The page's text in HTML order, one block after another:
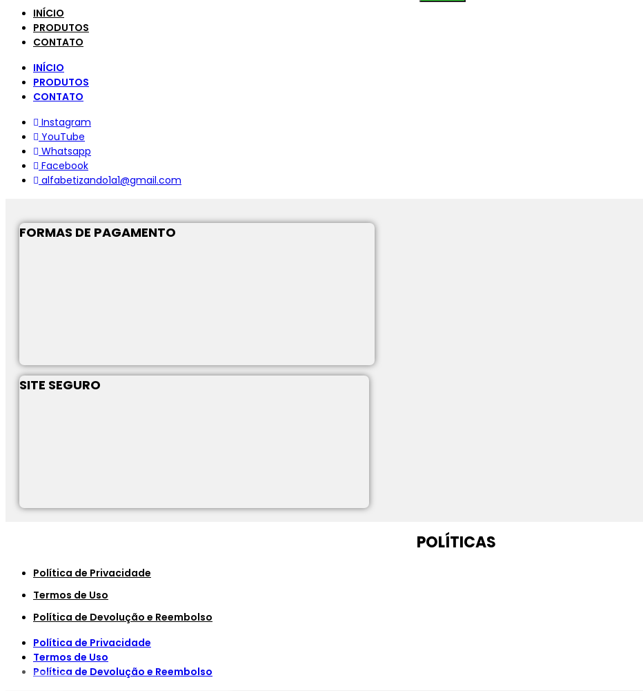
INÍCIO
PRODUTOS
CONTATO
INÍCIO
PRODUTOS
CONTATO
Instagram
YouTube
Whatsapp
Facebook
alfabetizando1a1@gmail.com
FORMAS DE PAGAMENTO
SITE SEGURO
POLÍTICAS
Política de Privacidade
Termos de Uso
Política de Devolução e Reembolso
Política de Privacidade
Termos de Uso
Política de Devolução e Reembolso